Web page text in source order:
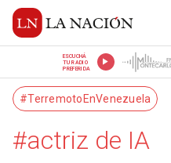
ESCUCHÁ
TU RADIO
PREFERIDA
#TerremotoEnVenezuela
#actriz de IA